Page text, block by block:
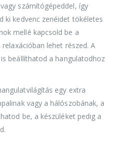
számítógépeddel, így
ki kedvenc zenéidet tökéletes
mellé kapcsold be a
lehet részed. A
beállíthatod a hangulatodhoz
egy extra
vagy a hálószobának, a
be, a készüléket pedig a